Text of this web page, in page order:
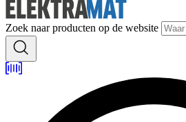
Zoek naar producten op de website